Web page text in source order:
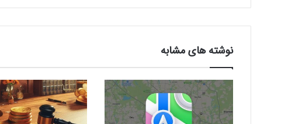
د
و
O
p
e
n
A
ب
ک
ر
و
س
ا
نوشته های مشابه